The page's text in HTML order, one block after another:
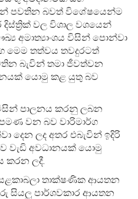
පවතින බවත් විශේෂයෙන්ම
වල විශාල වශයෙන්
අමාත්‍යාංශය විසින් පොන්වා
මෙම තත්වය තවදුරටත්
බැවින් තමා ජීවත්වන
යොමු කළ යුතු බව
පාලනය කරනු ලබන
වන බව වාරිමාර්ග
දෙන ලද අතර එබැවින් ඉදිරි
වැඩි අවධානයක් යොමු
කරන ලදී.
තාක්ෂණික ආයතන
සියලු පාර්ශවකාර ආයතන